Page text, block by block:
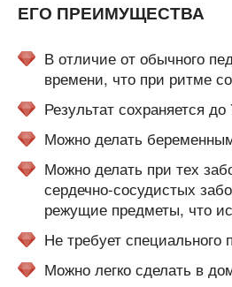
ЕГО ПРЕИМУЩЕСТВА
В отличие от обычного
времени, что при ритме
Результат сохраняется
Можно делать
Можно делать при тех
сердечно-сосудистых
режущие предметы, что
Не требует специального
Можно легко сделать в